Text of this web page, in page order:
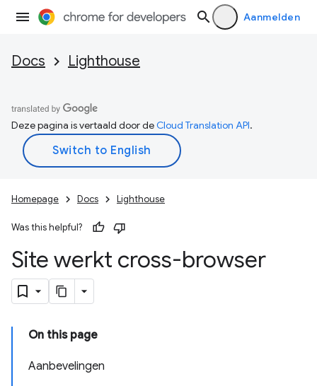
Aanmelden
Docs Lighthouse
Deze pagina is vertaald door deCloud Translation API.
Homepage Docs Lighthouse
Was this helpful?
Site werkt cross-browser
On this page
Aanbevelingen